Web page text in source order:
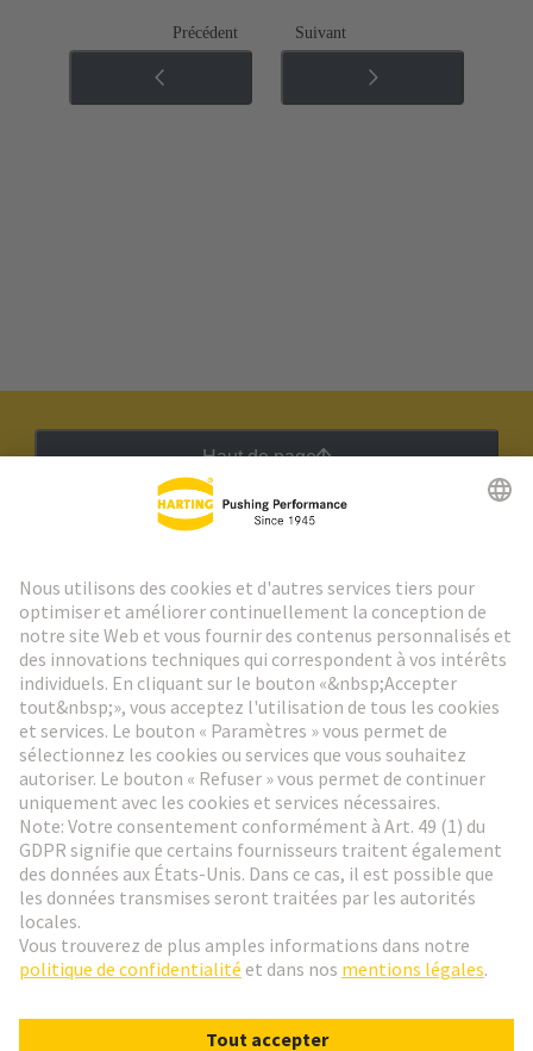
Précédent Suivant
Haut de page
Aller à l'inscription
Social Media
France Français